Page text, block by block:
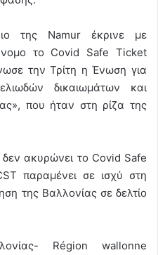
της Namur έκρινε με
το Covid Safe Ticket
την Τρίτη η Ένωση για
δικαιωμάτων και
που ήταν στη ρίζα της
ακυρώνει το Covid Safe
παραμένει σε ισχύ στη
της Βαλλονίας σε δελτίο
Région wallonne